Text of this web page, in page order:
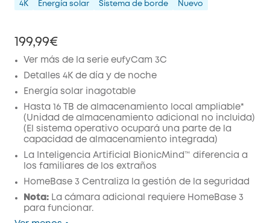
4K Energía solar Sistema de borde Nuevo
199,99€
Ver más de la serie eufyCam 3C
Detalles 4K de día y de noche
Energía solar inagotable
Hasta 16 TB de almacenamiento local ampliable*
(Unidad de almacenamiento adicional no incluida)
(El sistema operativo ocupará una parte de la
capacidad de almacenamiento integrada)
La Inteligencia Artificial BionicMind™ diferencia a
los familiares de los extraños
HomeBase 3 Centraliza la gestión de la seguridad
Nota: La cámara adicional requiere HomeBase 3
para funcionar.